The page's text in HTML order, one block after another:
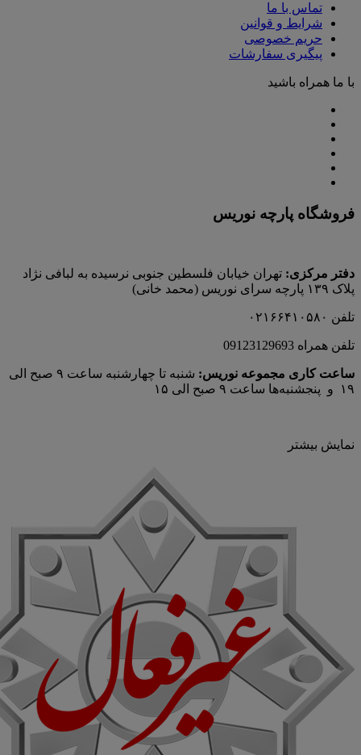
تماس با ما
شرایط و قوانین
حریم خصوصی
پیگیری سفارشات
با ما همراه باشید
فروشگاه پارچه نوریس
دفتر مرکزی: تهران خیابان فلسطین جنوبی نرسیده به لبافی نژاد
پلاک ۱۳۹ پارچه‌ سرای نوريس (محمد خانی)
تلفن ۰۲۱۶۶۴۱۰۵۸۰
تلفن همراه 09123129693
ساعت کاری مجموعه نوریس:
شنبه تا چهارشنبه ساعت ۹ صبح الی
۱۹ و پنجشنبه‌ها ساعت ۹ صبح الی ۱۵
نمایش بیشتر